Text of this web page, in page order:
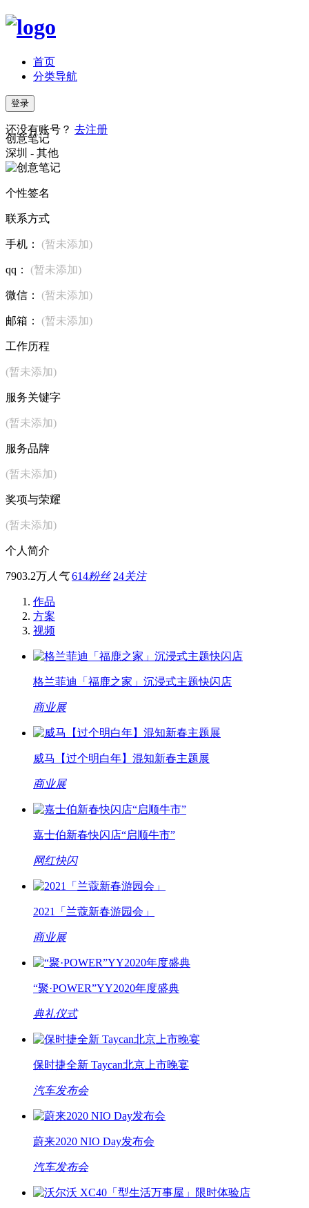
首页
分类导航
登录
还没有账号？ 去注册
创意笔记
深圳 - 其他
个性签名
联系方式
手机： (暂未添加)
qq： (暂未添加)
微信： (暂未添加)
邮箱： (暂未添加)
工作历程
(暂未添加)
服务关键字
(暂未添加)
服务品牌
(暂未添加)
奖项与荣耀
(暂未添加)
个人简介
7903.2万 人气 614粉丝 24关注
作品
方案
视频
格兰菲迪「福鹿之家」沉浸式主题快闪店
商业展
威马【过个明白年】混知新春主题展
商业展
嘉士伯新春快闪店“启顺牛市”
网红快闪
2021「兰蔻新春游园会」
商业展
“聚·POWER”YY2020年度盛典
典礼仪式
保时捷全新 Taycan北京上市晚宴
汽车发布会
蔚来2020 NIO Day发布会
汽车发布会